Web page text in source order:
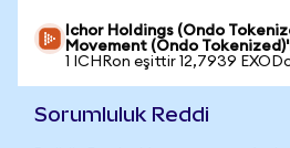
Ichor Holdings (Ondo
Movement (Ondo
1 ICHRon eşittir 12,7939
Sorumluluk Reddi